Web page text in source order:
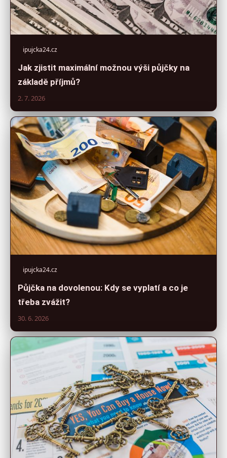
ipujcka24.cz
Jak zjistit maximální možnou výši půjčky na
základě příjmů?
2. 7. 2026
ipujcka24.cz
Půjčka na dovolenou: Kdy se vyplatí a co je
třeba zvážit?
30. 6. 2026